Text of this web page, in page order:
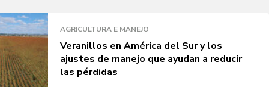
AGRICULTURA E MANEJO
Veranillos en América del Sur y los
ajustes de manejo que ayudan a reducir
las pérdidas